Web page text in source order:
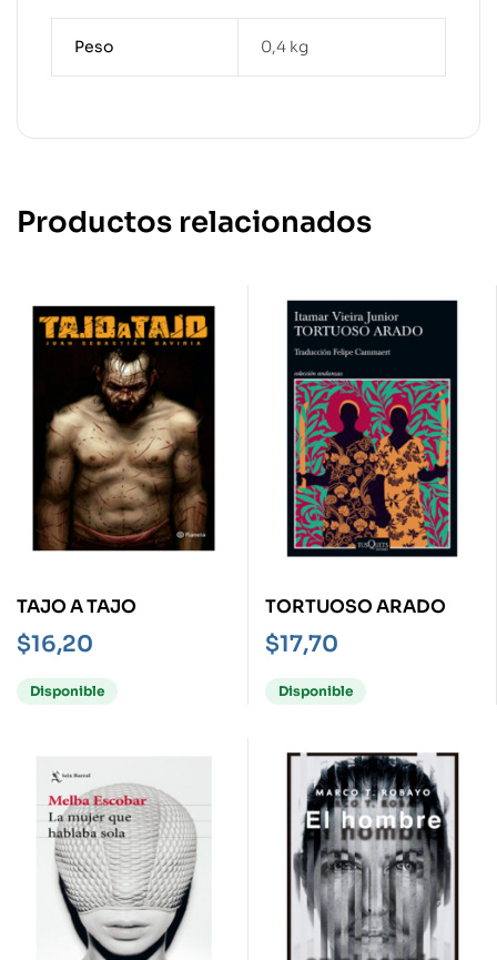
Peso 0,4 kg
Productos relacionados
TAJO A TAJO
$16,20
Disponible
TORTUOSO ARADO
$17,70
Disponible